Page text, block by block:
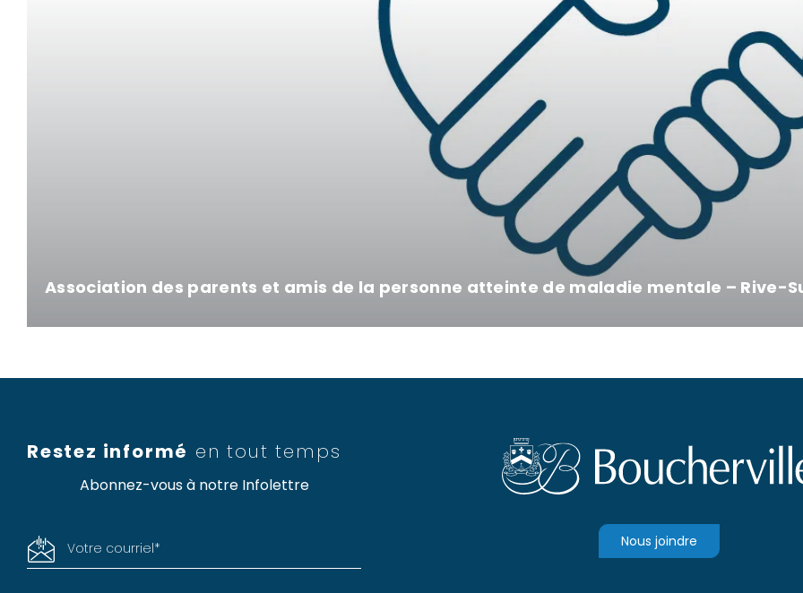
Association des parents et amis de la personne atteinte de maladie mentale – Rive-
Restez informé en tout temps
Abonnez-vous à notre Infolettre
Votre courriel* Nous joindre